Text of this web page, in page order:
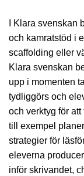
I Klara
och kamratstöd i
scaffolding eller
Klara svenskan
upp i momenten
tydliggörs och
och verktyg för
till exempel
strategier för
eleverna
inför skrivandet,